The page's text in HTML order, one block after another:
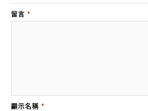
留言 *
顯示名稱 *